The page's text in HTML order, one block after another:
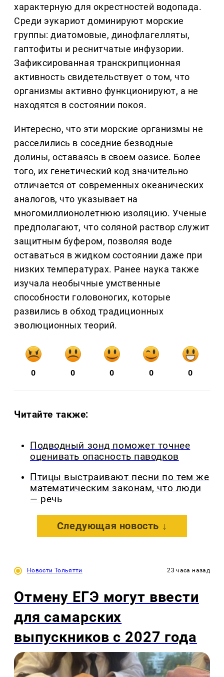
характерную для окрестностей водопада.
Среди эукариот доминируют морские
группы: диатомовые, динофлагелляты,
гаптофиты и реснитчатые инфузории.
Зафиксированная транскрипционная
активность свидетельствует о том, что
организмы активно функционируют, а не
находятся в состоянии покоя.
Интересно, что эти морские организмы не
расселились в соседние безводные
долины, оставаясь в своем оазисе. Более
того, их генетический код значительно
отличается от современных океанических
аналогов, что указывает на
многомиллионолетнюю изоляцию. Ученые
предполагают, что соляной раствор служит
защитным буфером, позволяя воде
оставаться в жидком состоянии даже при
низких температурах. Ранее наука также
изучала необычные умственные
способности головоногих, которые
развились в обход традиционных
эволюционных теорий.
0 0 0 0 0
Читайте также:
Подводный зонд поможет точнее
оценивать опасность паводков
Птицы выстраивают песни по тем же
математическим законам, что люди
— речь
Следующая новость ↓
Новости Тольятти 23 часа назад
Отмену ЕГЭ могут ввести
для самарских
выпускников с 2027 года